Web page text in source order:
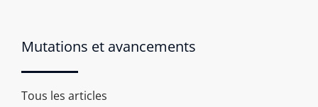
Mutations et avancements
Tous les articles